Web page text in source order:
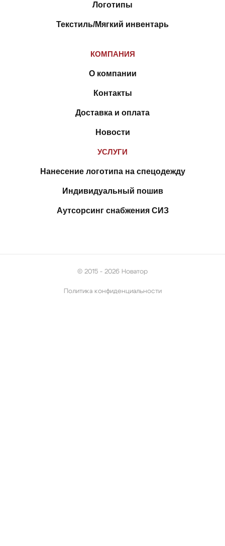
Логотипы
Текстиль/Мягкий инвентарь
КОМПАНИЯ
О компании
Контакты
Доставка и оплата
Новости
УСЛУГИ
Нанесение логотипа на спецодежду
Индивидуальный пошив
Аутсорсинг снабжения СИЗ
© 2015 - 2026 Новатор
Политика конфиденциальности